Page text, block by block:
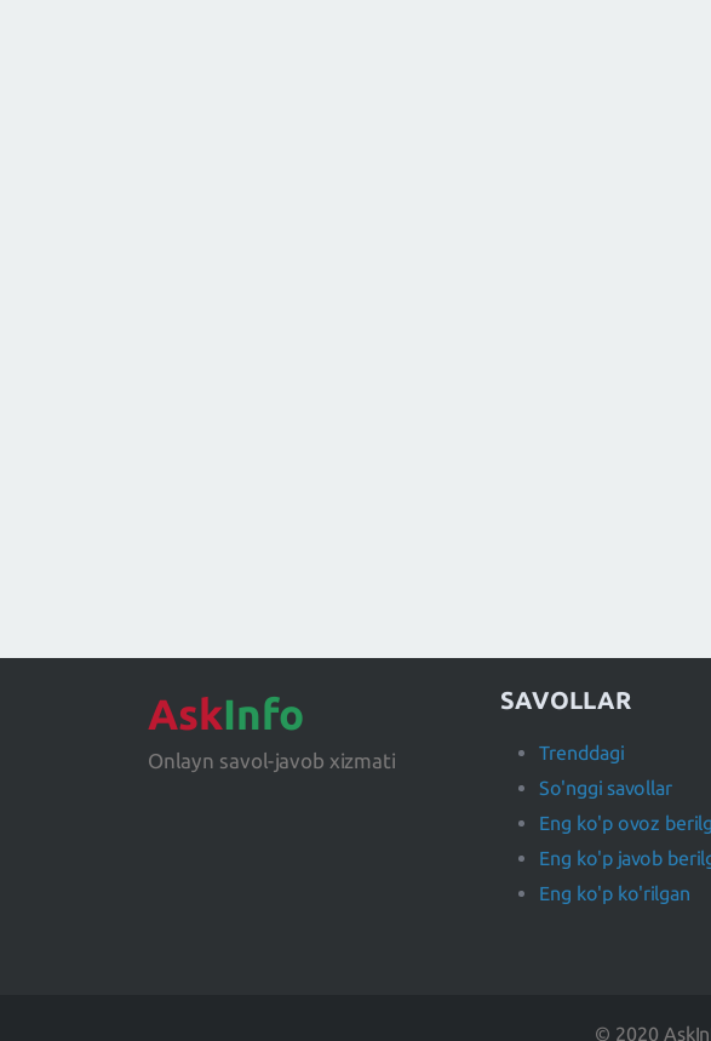
AskInfo
Onlayn savol-javob xizmati
SAVOLLAR
Trenddagi
So'nggi savollar
Eng ko'p ovoz
Eng ko'p javob
Eng ko'p ko'rilgan
© 2020